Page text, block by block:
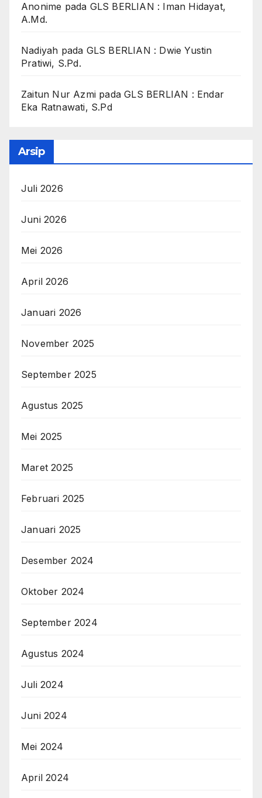
Anonime pada GLS BERLIAN : Iman Hidayat,
A.Md.
Nadiyah pada GLS BERLIAN : Dwie Yustin
Pratiwi, S.Pd.
Zaitun Nur Azmi padaGLS BERLIAN : Endar
Eka Ratnawati, S.Pd
Arsip
Juli 2026
Juni 2026
Mei 2026
April 2026
Januari 2026
November 2025
September 2025
Agustus 2025
Mei 2025
Maret 2025
Februari 2025
Januari 2025
Desember 2024
Oktober 2024
September 2024
Agustus 2024
Juli 2024
Juni 2024
Mei 2024
April 2024